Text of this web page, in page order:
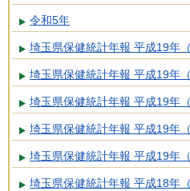
令和5年
埼玉県保健統計年報 平成19年
埼玉県保健統計年報 平成19年（
埼玉県保健統計年報 平成19年
埼玉県保健統計年報 平成19年（
埼玉県保健統計年報 平成19年（
埼玉県保健統計年報 平成18年（